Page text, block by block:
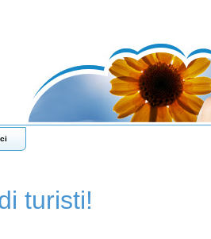
turisti!